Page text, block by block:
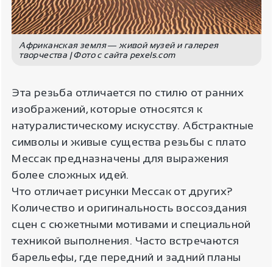
Африканская земля ― живой музей и галерея
творчества | Фото с сайта pexels.com
Эта резьба отличается по стилю от ранних
изображений, которые относятся к
натуралистическому искусству. Абстрактные
символы и живые существа резьбы с плато
Мессак предназначены для выражения
более сложных идей.
Что отличает рисунки Мессак от других?
Количество и оригинальность воссоздания
сцен с сюжетными мотивами и специальной
техникой выполнения. Часто встречаются
барельефы, где передний и задний планы